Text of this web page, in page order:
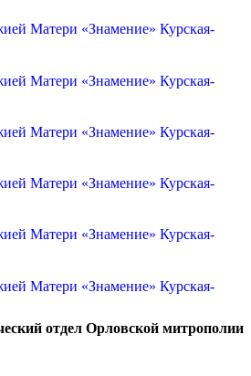
отдел Орловской митрополии